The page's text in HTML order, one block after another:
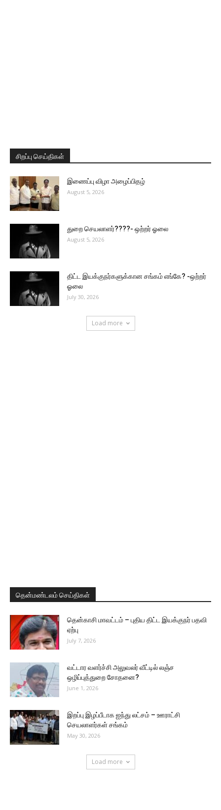
சிறப்பு செய்திகள்
இணைப்பு விழா அழைப்பிதழ்
August 5, 2026
துறை செயலாளர்????- ஒற்றர் ஓலை
August 5, 2026
திட்ட இயக்குநர்களுக்கான சங்கம் எங்கே? -ஒற்றர்
ஓலை
July 30, 2026
Load more
தென்மண்டலம் செய்திகள்
தென்காசி மாவட்டம் – புதிய திட்ட இயக்குநர் பதவி
ஏற்பு
July 7, 2026
வட்டார வளர்ச்சி அலுவலர் வீட்டில் லஞ்ச
ஒழிப்புத்துறை சோதனை?
June 1, 2026
இறப்பு இழப்பீடாக ஐந்து லட்சம் – ஊராட்சி
செயலாளர்கள் சங்கம்
May 30, 2026
Load more